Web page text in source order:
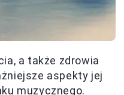
a także zdrowia
aspekty jej
muzycznego.